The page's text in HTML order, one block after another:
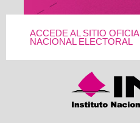
ACCEDE AL SITIO
NACIONAL ELECTORAL